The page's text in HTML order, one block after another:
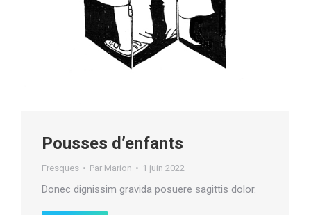
Pousses d’enfants
Fresques Par Marion 1 juin 2022
Donec dignissim gravida posuere sagittis dolor.